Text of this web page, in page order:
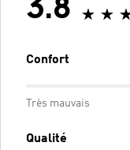
3.8
Confort
Très mauvais
Qualité